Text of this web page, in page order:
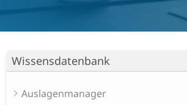
Wissensdatenbank
Auslagenmanager